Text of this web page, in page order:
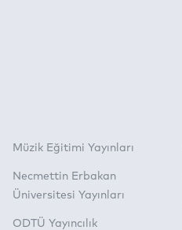
Müzik Eğitimi Yayınları
Necmettin Erbakan
Üniversitesi Yayınları
ODTÜ Yayıncılık